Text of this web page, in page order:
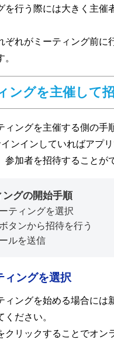
を行う際には大きく主催
ぞれがミーティング前に
ングを主催して
ィングを主催する側の手
ンインしていればアプ
参加者を招待することが
ングの開始手順
ティングを選択
タンから招待を行う
ルを送信
ィングを選択
ィングを始める場合には
ください。
クリックすることでオン